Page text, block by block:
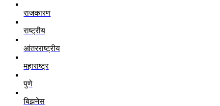
राजकारण
राष्ट्रीय
आंतरराष्ट्रीय
महाराष्ट्र
पुणे
बिझनेस